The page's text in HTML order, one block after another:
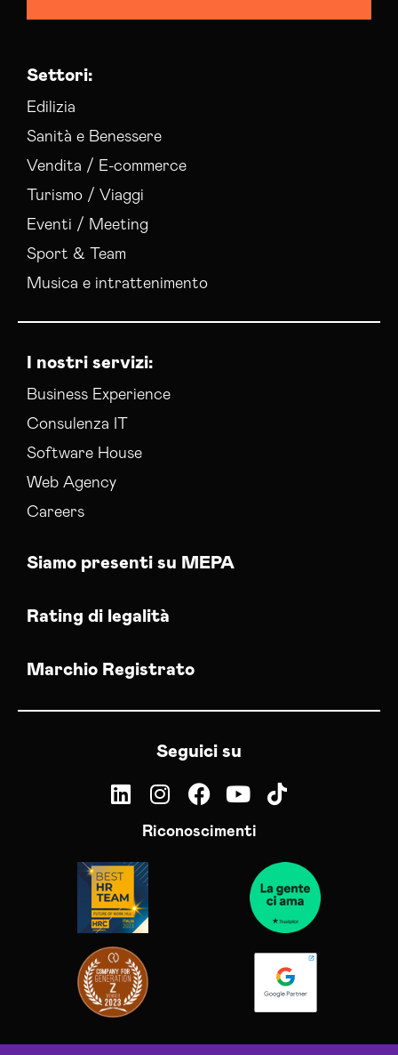
Settori:
Edilizia
Sanità e Benessere
Vendita / E-commerce
Turismo / Viaggi
Eventi / Meeting
Sport & Team
Musica e intrattenimento
I nostri servizi:
Business Experience
Consulenza IT
Software House
Web Agency
Careers
Siamo presenti su MEPA
Rating di legalità
Marchio Registrato
Seguici su
Riconoscimenti